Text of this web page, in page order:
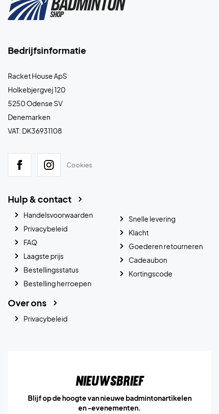
Bedrijfsinformatie
Racket House ApS
Holkebjergvej 120
5250 Odense SV
Denemarken
VAT: DK36931108
Cookies
Hulp & contact
Handelsvoorwaarden
Privacybeleid
FAQ
Laagste prijs
Bestellingsstatus
Bestelling herroepen
Snelle levering
Klacht
Goederen retourneren
Cadeaubon
Kortingscode
Over ons
Privacybeleid
Nieuwsbrief
Blijf op de hoogte van nieuwe badmintonartikelen
en -evenementen.